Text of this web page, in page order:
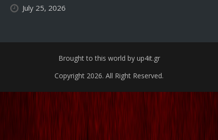
July 25, 2026
Brought to this world by up4it.gr
Copyright 2026. All Right Reserved.